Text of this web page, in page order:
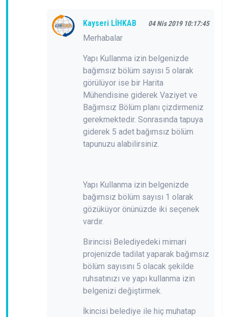
Kayseri LİHKAB 04 Nis 2019 10:17:45
Merhabalar
Yapı Kullanma izin belgenizde
bağımsız bölüm sayısı 5 olarak
görülüyor ise bir Harita
Mühendisine giderek Vaziyet ve
Bağımsız Bölüm planı çizdirmeniz
gerekmektedir. Sonrasında tapuya
giderek 5 adet bağımsız bölüm
tapunuzu alabilirsiniz.
Yapı Kullanma izin belgenizde
bağımsız bölüm sayısı 1 olarak
gözüküyor önünüzde iki seçenek
vardır.
Birincisi Belediyedeki mimari
projenizde tadilat yaparak bağımsız
bölüm sayısını 5 olacak şekilde
ruhsatınızı ve yapı kullanma izin
belgenizi değiştirmek.
İkincisi belediye ile hiç muhatap